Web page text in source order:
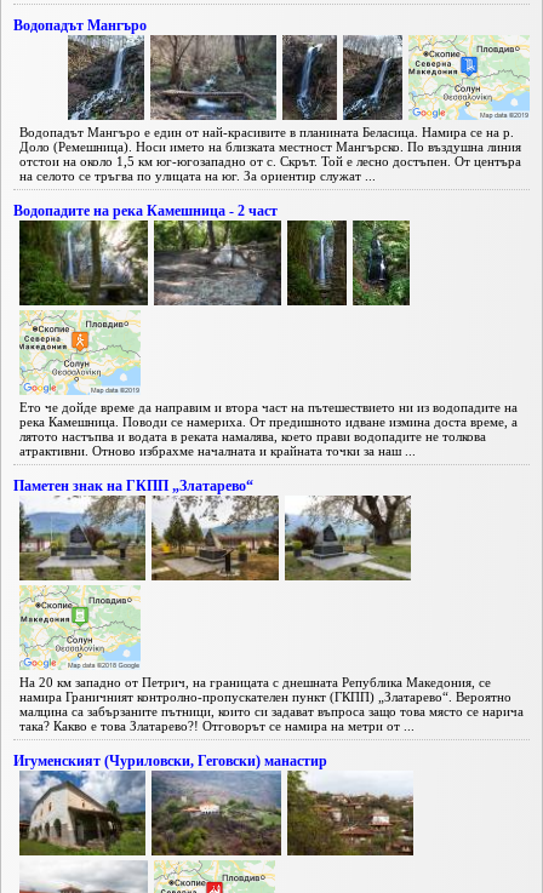
Водопадът Мангъро
Водопадът Мангъро е един от най-красивите в планината Беласица. Намира се на р.
Доло (Ремешница). Носи името на близката местност Мангърско. По въздушна линия
отстои на около 1,5 км юг-югозападно от с. Скрът. Той е лесно достъпен. От центъра
на селото се тръгва по улицата на юг. За ориентир служат ...
Водопадите на река Камешница - 2 част
Ето че дойде време да направим и втора част на пътешествието ни из водопадите на
река Камешница. Поводи се намериха. От предишното идване измина доста време, а
лятото настъпва и водата в реката намалява, което прави водопадите не толкова
атрактивни. Отново избрахме началната и крайната точки за наш ...
Паметен знак на ГКПП „Златарево“
На 20 км западно от Петрич, на границата с днешната Република Македония, се
намира Граничният контролно-пропускателен пункт (ГКПП) „Златарево“. Вероятно
малцина са забързаните пътници, които си задават въпроса защо това място се нарича
така? Какво е това Златарево?! Отговорът се намира на метри от ...
Игуменският (Чуриловски, Геговски) манастир